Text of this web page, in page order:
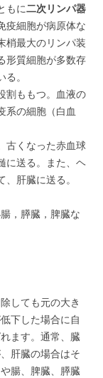
もに二次リンパ器
疫細胞が病原体な
梢最大のリンパ装
形質細胞が多数存
。
割ももつ。血液の
系の細胞（白血
古くなった赤血球
に送る。また、ヘ
肝臓に送る。
，膵臓，脾臓な
しても元の大き
下した場合に自
ます。通常、臓
肝臓の場合はそ
腸、脾臓、膵臓